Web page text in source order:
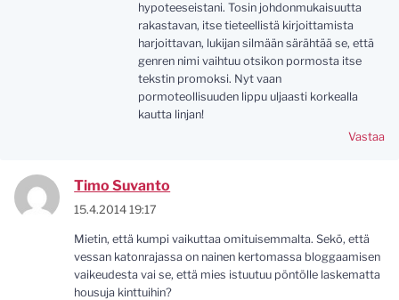
hypoteeseistani. Tosin johdonmukaisuutta
rakastavan, itse tieteellistä kirjoittamista
harjoittavan, lukijan silmään särähtää se, että
genren nimi vaihtuu otsikon pormosta itse
tekstin promoksi. Nyt vaan
pormoteollisuuden lippu uljaasti korkealla
kautta linjan!
Vastaa
Timo Suvanto
15.4.2014 19:17
Mietin, että kumpi vaikuttaa omituisemmalta. Sekö, että
vessan katonrajassa on nainen kertomassa bloggaamisen
vaikeudesta vai se, että mies istuutuu pöntölle laskematta
housuja kinttuihin?